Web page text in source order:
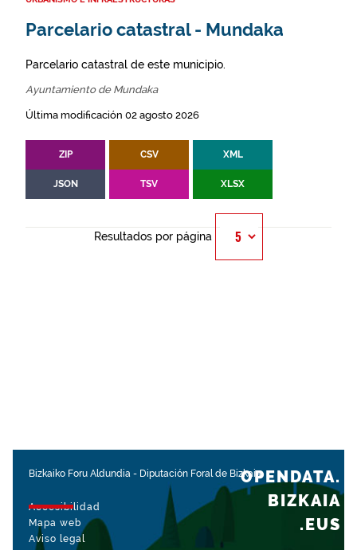
Parcelario catastral - Mundaka
Parcelario catastral de este municipio.
Ayuntamiento de Mundaka
Última modificación 02 agosto 2026
ZIP CSV XML
JSON TSV XLSX
Resultados por página
Bizkaiko Foru Aldundia - Diputación Foral de Bizkaia
Accesibilidad
Mapa web
Aviso legal
OPENDATA.
BIZKAIA
.EUS